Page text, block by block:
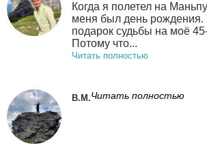
Когда я полетел на
меня был день рождения.
подарок судьбы на моё
Потому что...
Читать полностью
В.М.Читать полностью